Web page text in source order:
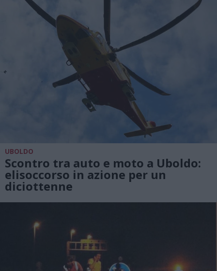
UBOLDO
Scontro tra auto e moto a Uboldo:
elisoccorso in azione per un
diciottenne